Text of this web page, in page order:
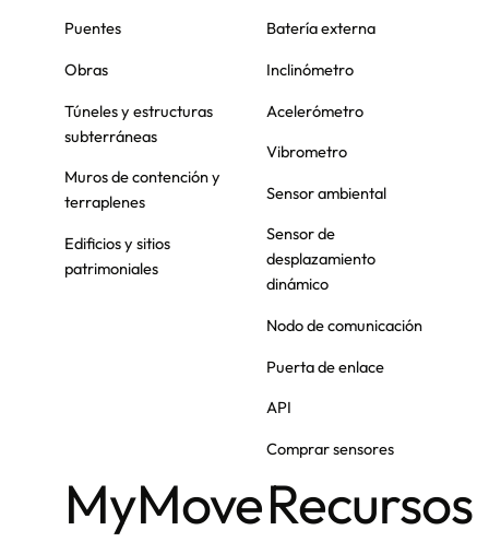
Puentes
Obras
Túneles y estructuras
subterráneas
Muros de contención y
terraplenes
Edificios y sitios
patrimoniales
Batería externa
Inclinómetro
Acelerómetro
Vibrometro
Sensor ambiental
Sensor de
desplazamiento
dinámico
Nodo de comunicación
Puerta de enlace
API
Comprar sensores
MyMoveRecursos